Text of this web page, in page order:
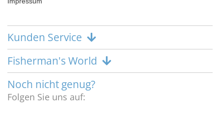
Kunden Service
Fisherman's World
Noch nicht genug?
Folgen Sie uns auf: